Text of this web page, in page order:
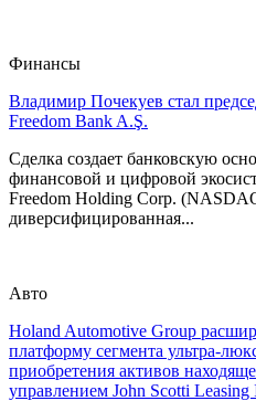
Финансы
Владимир Почекуев стал
Freedom Bank A.Ş.
Сделка создает банковскую
финансовой и цифровой
Freedom Holding Corp.
диверсифицированная...
Авто
Holand Automotive Group
платформу сегмента ультра-
приобретения активов
управлением John Scotti Leasing